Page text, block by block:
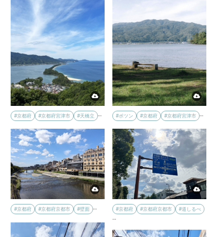
#京都府 #京都府宮津市 #天橋立 … #ポツン #京都府 #京都府宮津市 …
#京都府 #京都府京都市 #壁面 … #京都府 #京都府京都市
#道しるべ
…